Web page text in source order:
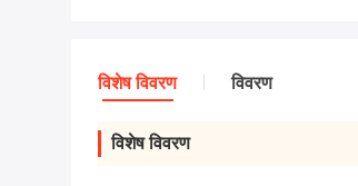
विशेष विवरण विवरण
विशेष विवरण